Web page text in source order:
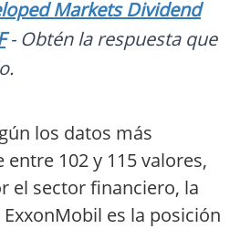
Markets Dividend
- Obtén la respuesta que
los datos más
102 y 115 valores,
el sector financiero, la
es la posición